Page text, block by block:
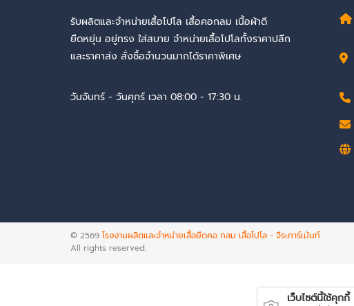
รับผลิตและจำหน่ายเสื้อโปโล เสื้อคอกลม เนื้อผ้าดี
ยืดหยุ่น อยู่ทรง ใส่สบาย จำหน่ายเสื้อโปโลทั้งราคาปลีก
และราคาส่ง สั่งซื้อจำนวนมากได้ราคาพิเศษ
วันจันทร์ - วันศุกร์ เวลา 08:00 - 17:30 น.
© 2569 โรงงานผลิตและจำหน่ายเสื้อยืดคอ กลม เสื้อโปโล - จีระการ์เม้นท์
All rights reserved.
เว็บไซต์นี้ใช้คุกกี้